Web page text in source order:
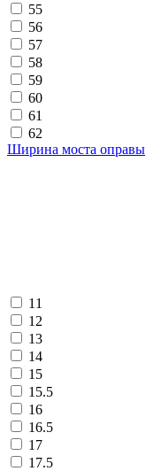
55
56
57
58
59
60
61
62
Ширина моста оправы
11
12
13
14
15
15.5
16
16.5
17
17.5